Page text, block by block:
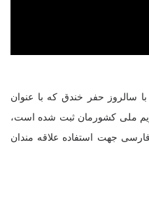
سالروز حفر خندق که با عنوان
ملی کشورمان ثبت شده است،
جهت استفاده علاقه مندان